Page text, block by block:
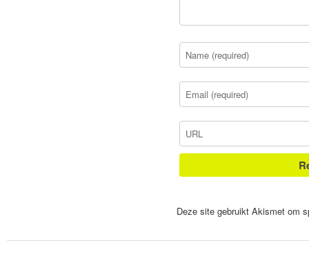
Deze site gebruikt Akismet om